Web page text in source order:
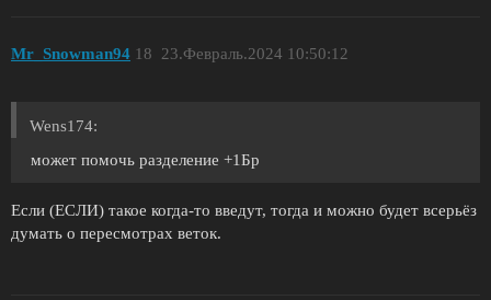
Mr_Snowman94 23.Февраль.2024 10:50:12
18
Wens174:
может помочь разделение +1Бр
Если (ЕСЛИ) такое когда-то введут, тогда и можно будет всерьёз
думать о пересмотрах веток.